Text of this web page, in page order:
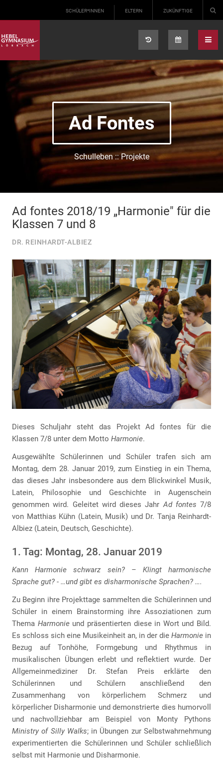
SCHÜLER*INNEN ELTERN ZUKÜNFTIGE
Ad Fontes
Schulleben :: Projekte
Ad fontes 2018/19 „Harmonie" für die
Klassen 7 und 8
DR. REINHARDT-ALBIEZ
Dieses Schuljahr steht das Projekt Ad fontes für die
Klassen 7/8 unter dem Motto Harmonie.
Ausgewählte Schülerinnen und Schüler trafen sich am
Montag, dem 28. Januar 2019, zum Einstieg in ein Thema,
das dieses Jahr insbesondere aus dem Blickwinkel Musik,
Latein, Philosophie und Geschichte in Augenschein
genommen wird. Geleitet wird dieses JahrAd fontes 7/8
von Matthias Kühn (Latein, Musik) und Dr. Tanja Reinhardt-
Albiez (Latein, Deutsch, Geschichte).
1. Tag: Montag, 28. Januar 2019
Kann Harmonie schwarz sein? – Klingt harmonische
Sprache gut? - …und gibt es disharmonische Sprachen? ….
Zu Beginn ihre Projekttage sammelten die Schülerinnen und
Schüler in einem Brainstorming ihre Assoziationen zum
Thema Harmonieund präsentierten diese in Wort und Bild.
Es schloss sich eine Musikeinheit an, in der die Harmonie in
Bezug auf Tonhöhe, Formgebung und Rhythmus in
musikalischen Übungen erlebt und reflektiert wurde. Der
Allgemeinmediziner Dr. Stefan Preis erklärte den
Schülerinnen und Schülern anschließend den
Zusammenhang von körperlichem Schmerz und
körperlicher Disharmonie und demonstrierte dies humorvoll
und nachvollziehbar am Beispiel von Monty Pythons
Ministry of Silly Walks; in Übungen zur Selbstwahrnehmung
experimentierten die Schülerinnen und Schüler schließlich
selbst mit Harmonie und Disharmonie.